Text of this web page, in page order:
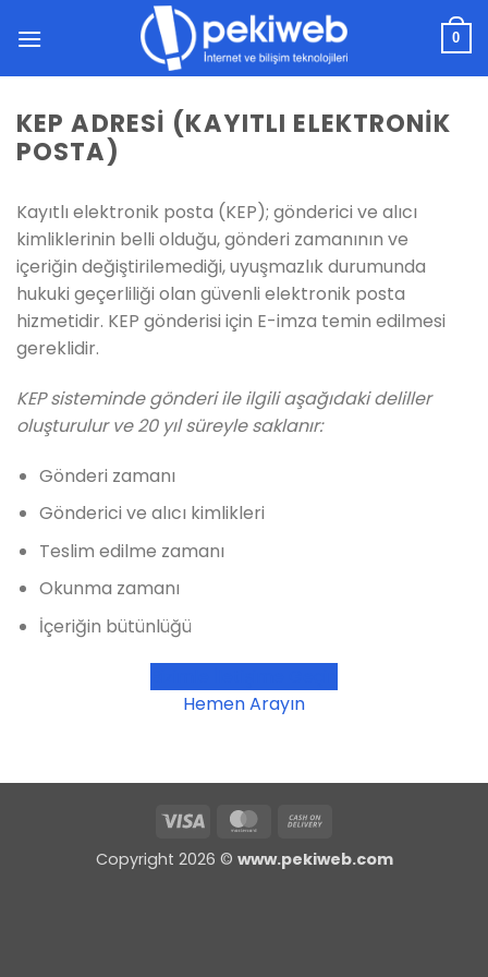
atla
0
KEP ADRESI (KAYITLI ELEKTRONIK
POSTA)
Kayıtlı elektronik posta (KEP); gönderici ve alıcı
kimliklerinin belli olduğu, gönderi zamanının ve
içeriğin değiştirilemediği, uyuşmazlık durumunda
hukuki geçerliliği olan güvenli elektronik posta
hizmetidir. KEP gönderisi için E-imza temin edilmesi
gereklidir.
KEP sisteminde gönderi ile ilgili aşağıdaki deliller
oluşturulur ve 20 yıl süreyle saklanır:
Gönderi zamanı
Gönderici ve alıcı kimlikleri
Teslim edilme zamanı
Okunma zamanı
İçeriğin bütünlüğü
Hemen Arayın
Visa MasterCard
Delivery
Copyright 2026 © www.pekiweb.com